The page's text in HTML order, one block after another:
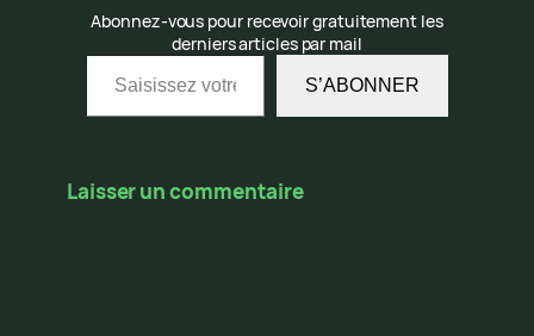
Abonnez-vous pour recevoir gratuitement les
derniers articles par mail
Saisissez votre adresse e-mail…
S’ABONNER
Laisser un commentaire